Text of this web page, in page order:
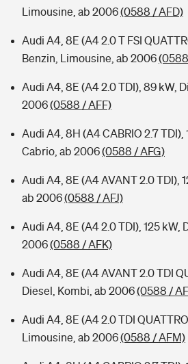
Limousine, ab 2006(0588 / AFD)
Audi A4, 8E (A4 2.0 T FSI
Benzin, Limousine, ab 2006
Audi A4, 8E (A4 2.0 TDI), 89 kW,
2006(0588 / AFF)
Audi A4, 8H (A4 CABRIO 2.7 TDI),
Cabrio, ab 2006(0588 / AFG)
Audi A4, 8E (A4 AVANT 2.0 TDI),
ab 2006(0588 / AFJ)
Audi A4, 8E (A4 2.0 TDI), 125 kW,
2006(0588 / AFK)
Audi A4, 8E (A4 AVANT 2.0 TDI
Diesel, Kombi, ab 2006(0588 /
Audi A4, 8E (A4 2.0 TDI
Limousine, ab 2006(0588 / AFM)